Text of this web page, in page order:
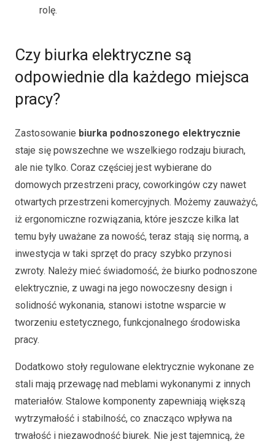
rolę.
Czy biurka elektryczne są
odpowiednie dla każdego miejsca
pracy?
Zastosowanie biurka podnoszonego elektrycznie
staje się powszechne we wszelkiego rodzaju biurach,
ale nie tylko. Coraz częściej jest wybierane do
domowych przestrzeni pracy, coworkingów czy nawet
otwartych przestrzeni komercyjnych. Możemy zauważyć,
iż ergonomiczne rozwiązania, które jeszcze kilka lat
temu były uważane za nowość, teraz stają się normą, a
inwestycja w taki sprzęt do pracy szybko przynosi
zwroty. Należy mieć świadomość, że biurko podnoszone
elektrycznie, z uwagi na jego nowoczesny design i
solidność wykonania, stanowi istotne wsparcie w
tworzeniu estetycznego, funkcjonalnego środowiska
pracy.
Dodatkowo stoły regulowane elektrycznie wykonane ze
stali mają przewagę nad meblami wykonanymi z innych
materiałów. Stalowe komponenty zapewniają większą
wytrzymałość i stabilność, co znacząco wpływa na
trwałość i niezawodność biurek. Nie jest tajemnicą, że